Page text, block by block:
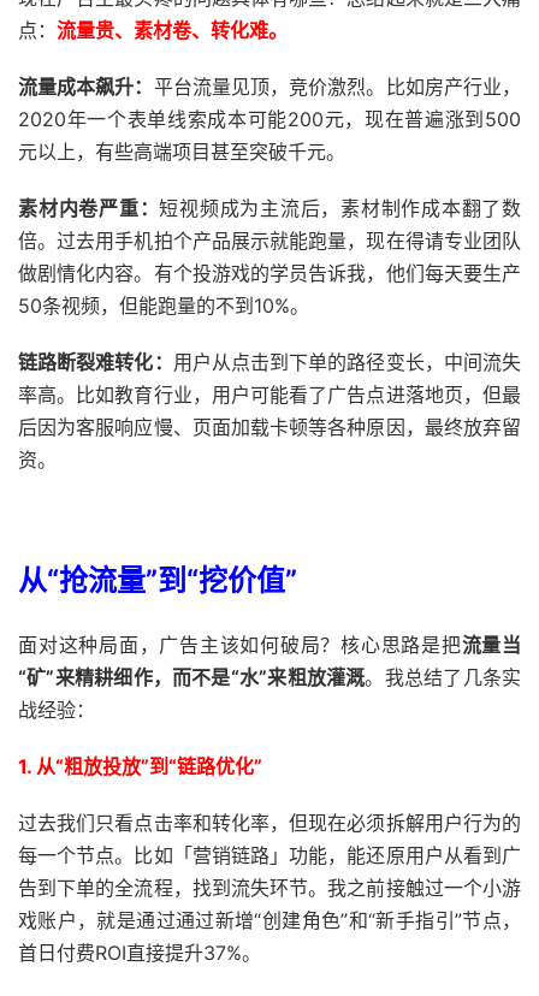
点： 流量贵、素材卷、转化难。
流量成本飙升： 平台流量见顶，竞价激烈。比如房产行业，
2020年一个表单线索成本可能200元，现在普遍涨到500
元以上，有些高端项目甚至突破千元。
素材内卷严重：短视频成为主流后，素材制作成本翻了数
倍。过去用手机拍个产品展示就能跑量，现在得请专业团队
做剧情化内容。有个投游戏的学员告诉我，他们每天要生产
50条视频，但能跑量的不到10%。
链路断裂难转化： 用户从点击到下单的路径变长，中间流失
率高。比如教育行业，用户可能看了广告点进落地页，但最
后因为客服响应慢、页面加载卡顿等各种原因，最终放弃留
资。
从“抢流量”到“挖价值”
面对这种局面，广告主该如何破局？核心思路是把流量当
“矿”来精耕细作，而不是“水”来粗放灌溉。我总结了几条实
战经验：
1. 从“粗放投放”到“链路优化”
过去我们只看点击率和转化率，但现在必须拆解用户行为的
每一个节点。比如「营销链路」功能，能还原用户从看到广
告到下单的全流程，找到流失环节。我之前接触过一个小游
戏账户，就是通过通过新增“创建角色”和“新手指引”节点，
首日付费ROI直接提升37%。